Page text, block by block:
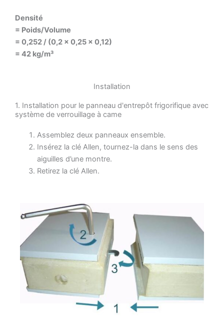
Densité
= Poids/Volume
= 0,252 / (0,2 × 0,25 × 0,12)
= 42 kg/m³
Installation
1. Installation pour le panneau d'entrepôt frigorifique avec
système de verrouillage à came
Assemblez deux panneaux ensemble.
Insérez la clé Allen, tournez-la dans le sens des
aiguilles d’une montre.
Retirez la clé Allen.